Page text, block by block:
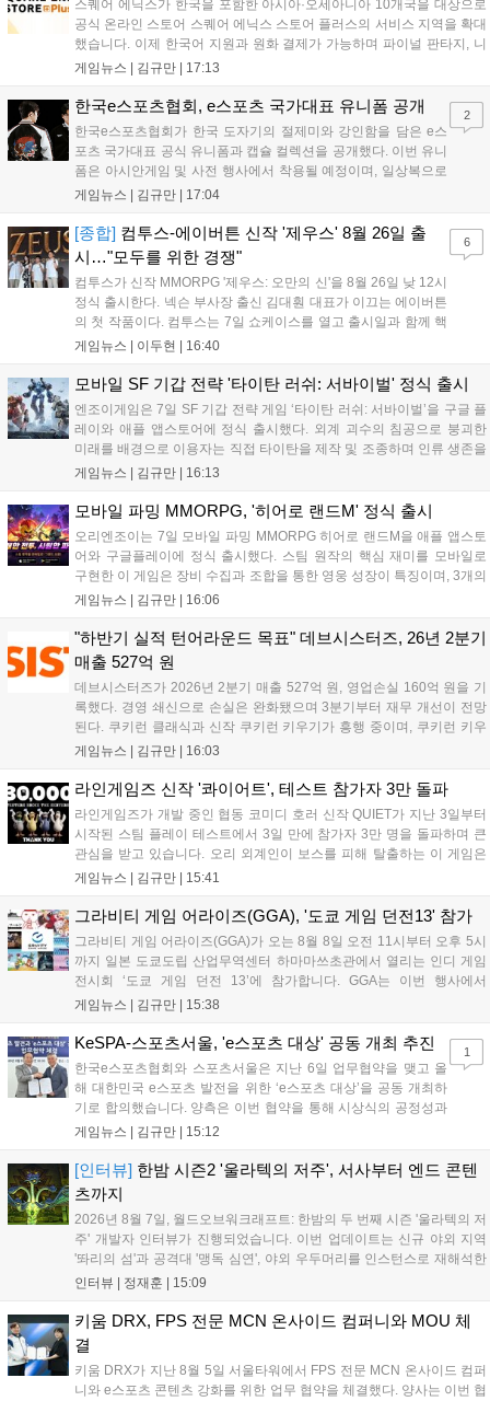
스퀘어 에닉스가 한국을 포함한 아시아·오세아니아 10개국을 대상으로
공식 온라인 스토어 스퀘어 에닉스 스토어 플러스의 서비스 지역을 확대
했습니다. 이제 한국어 지원과 원화 결제가 가능하며 파이널 판타지, 니
어 등 주요 게임의 피규어, 굿즈를 구매할 수 있습니다. 신상품이 순차적
용 가능합니다....
게임뉴스 | 김규만 17:13
한국e스포츠협회, e스포츠 국가대표 유니폼 공개
한국e스포츠협회가 한국 도자기의 절제미와 강인함을 담은 e스
포츠 국가대표 공식 유니폼과 캡슐 컬렉션을 공개했다. 이번 유니
폼은 아시안게임 및 사전 행사에서 착용될 예정이며, 일상복으로
구성된 컬렉션은 오는 8월 28일부터 골스튜디오 공식 홈페이지
서는 대회 규정에 따라 별도의 유니폼을 착용할 계획이다....
게임뉴스 | 김규만 17:04
2
[종합] 컴투스-에이버튼 신작 '제우스' 8월 26일 출
시…"모두를 위한 경쟁"
컴투스가 신작 MMORPG '제우스: 오만의 신'을 8월 26일 낮 12시
정식 출시한다. 넥슨 부사장 출신 김대훤 대표가 이끄는 에이버튼
의 첫 작품이다. 컴투스는 7일 쇼케이스를 열고 출시일과 함께 핵
심 콘텐츠, 유료화 정책, 운영 방향을 공개했다. 캐릭터명 선점은
의 오만으로 균열이...
게임뉴스 | 이두현 16:40
6
모바일 SF 기갑 전략 '타이탄 러쉬: 서바이벌' 정식 출시
엔조이게임은 7일 SF 기갑 전략 게임 ‘타이탄 러쉬: 서바이벌’을 구글 플
레이와 애플 앱스토어에 정식 출시했다. 외계 괴수의 침공으로 붕괴한
미래를 배경으로 이용자는 직접 타이탄을 제작 및 조종하며 인류 생존을
위한 전투를 펼친다. 지휘관 모집, 피난처 운영, 연맹 협동 콘텐츠가 특징
지원 보상을 제공한다. 상세 내용은 공식 커뮤니티에서 확인 가능하다....
게임뉴스 | 김규만 16:13
모바일 파밍 MMORPG, '히어로 랜드M' 정식 출시
오리엔조이는 7일 모바일 파밍 MMORPG 히어로 랜드M을 애플 앱스토
어와 구글플레이에 정식 출시했다. 스팀 원작의 핵심 재미를 모바일로
구현한 이 게임은 장비 수집과 조합을 통한 영웅 성장이 특징이며, 3개의
무기 스킬을 활용한 전략적 전투와 길드전 등 다양한 콘텐츠를 제공한
혜택을 지급하며, 상세 내용은 공식 라운지에서 확인할 수 있다. 이용자
는 게임 접속 및 주요 콘텐츠 플레이를 통해 성장을 지원받을 수 있다....
게임뉴스 | 김규만 16:06
"하반기 실적 턴어라운드 목표" 데브시스터즈, 26년 2분기
매출 527억 원
데브시스터즈가 2026년 2분기 매출 527억 원, 영업손실 160억 원을 기
록했다. 경영 쇄신으로 손실은 완화됐으며 3분기부터 재무 개선이 전망
된다. 쿠키런 클래식과 신작 쿠키런 키우기가 흥행 중이며, 쿠키런 키우
기는 13일 첫 업데이트를 시작으로 2주 간격의 콘텐츠를 제공한다. 또한
이다. 회사는 비용 효율화와 신작 흥행을 통해 하반기 실적 턴어라운드
를 이끌 방침이다....
게임뉴스 | 김규만 16:03
라인게임즈 신작 '콰이어트', 테스트 참가자 3만 돌파
라인게임즈가 개발 중인 협동 코미디 호러 신작 QUIET가 지난 3일부터
시작된 스팀 플레이 테스트에서 3일 만에 참가자 3만 명을 돌파하며 큰
관심을 받고 있습니다. 오리 외계인이 보스를 피해 탈출하는 이 게임은
최대 4인 협동을 지원하며, 소음 관리와 물리 법칙을 활용한 전략적 플레
을 개선 중이며, 상세 정보는 스팀 페이지에서 확인 가능합니다....
게임뉴스 | 김규만 15:41
그라비티 게임 어라이즈(GGA), '도쿄 게임 던전13' 참가
그라비티 게임 어라이즈(GGA)가 오는 8월 8일 오전 11시부터 오후 5시
까지 일본 도쿄도립 산업무역센터 하마마쓰초관에서 열리는 인디 게임
전시회 ‘도쿄 게임 던전 13’에 참가합니다. GGA는 이번 행사에서
‘JALECO ARCADE COLLECTION’ 시리즈의 미공개 작품 12종을 최초
입니다. 시연 참여 관람객에게는 선착순으로 특별 굿즈를 증정하며, 인
디 게임 생태계 활성화와 신규 타이틀 반응 확인을 목표로 합니다....
게임뉴스 | 김규만 15:38
KeSPA-스포츠서울, 'e스포츠 대상' 공동 개최 추진
한국e스포츠협회와 스포츠서울은 지난 6일 업무협약을 맺고 올
해 대한민국 e스포츠 발전을 위한 ‘e스포츠 대상’을 공동 개최하
기로 합의했습니다. 양측은 이번 협약을 통해 시상식의 공정성과
전문성을 강화하고 MZ세대를 겨냥한 미디어 영향력을 확대해 e
김영만 회장은 10년 만에 재추진되는 이번 시상식이 e스포츠의
성과와 가치를 널리 알리는 권위 있는 행사가 되도록 노력하겠다
고 밝혔습니다....
게임뉴스 | 김규만 15:12
1
[인터뷰] 한밤 시즌2 '울라텍의 저주', 서사부터 엔드 콘텐
츠까지
2026년 8월 7일, 월드오브워크래프트: 한밤의 두 번째 시즌 '울라텍의 저
주' 개발자 인터뷰가 진행되었습니다. 이번 업데이트는 신규 야외 지역
'똬리의 섬'과 공격대 '맹독 심연', 야외 우두머리를 인스턴스로 재해석한
'소굴'을 포함합니다. 개발진은 하우징 시스템 개선 및 신화+ 던전 로테이
를 표했습니다....
인터뷰 | 정재훈 15:09
키움 DRX, FPS 전문 MCN 온사이드 컴퍼니와 MOU 체
결
키움 DRX가 지난 8월 5일 서울타워에서 FPS 전문 MCN 온사이드 컴퍼
니와 e스포츠 콘텐츠 강화를 위한 업무 협약을 체결했다. 양사는 이번 협